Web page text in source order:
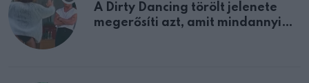
A Dirty Dancing törölt jelenete
megerősíti azt, amit mindannyian